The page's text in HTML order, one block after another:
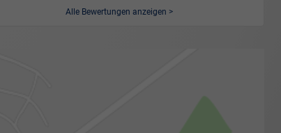
Alle Bewertungen anzeigen >